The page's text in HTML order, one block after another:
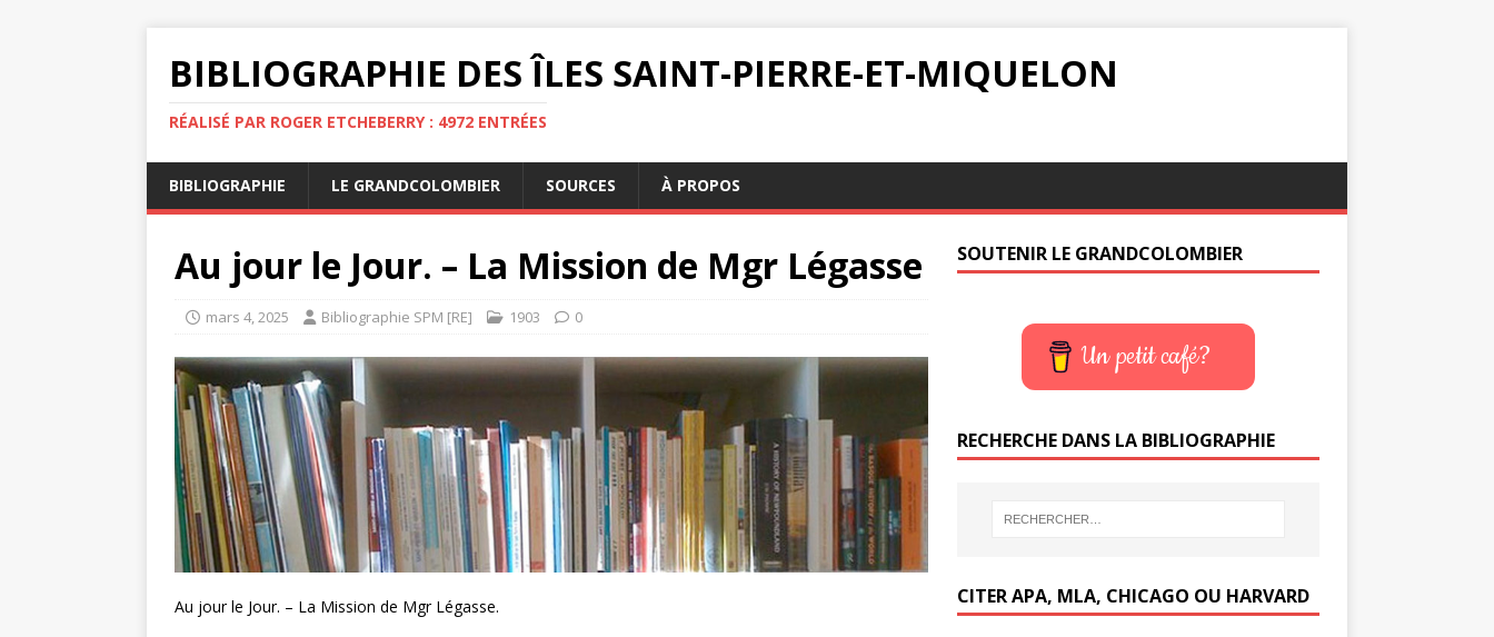
BIBLIOGRAPHIE DES ÎLES SAINT-PIERRE-ET-MIQUELON
RÉALISÉ PAR ROGER ETCHEBERRY : 4972 ENTRÉES
BIBLIOGRAPHIE LE GRANDCOLOMBIER SOURCES À PROPOS
Au jour le Jour. – La Mission de Mgr Légasse
mars 4, 2025 Bibliographie SPM [RE] 1903 0
Au jour le Jour. – La Mission de Mgr Légasse.
SOUTENIR LE GRANDCOLOMBIER
Un petit café?
RECHERCHE DANS LA BIBLIOGRAPHIE
CITER APA, MLA, CHICAGO OU HARVARD